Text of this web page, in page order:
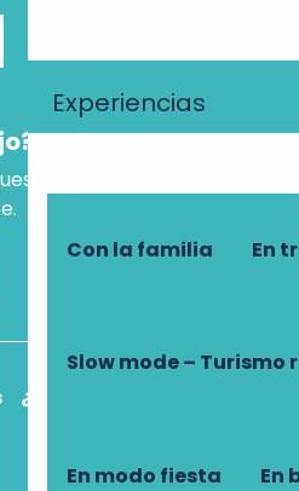
Experiencias
Con la familia En
Slow mode – Turismo
En modo fiesta En
asistente virtual, que
¿Cómo llegar?